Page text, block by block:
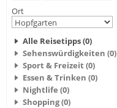
Ort
Alle Reisetipps (0)
Sehenswürdigkeiten (0)
Sport & Freizeit (0)
Essen & Trinken (0)
Nightlife (0)
Shopping (0)